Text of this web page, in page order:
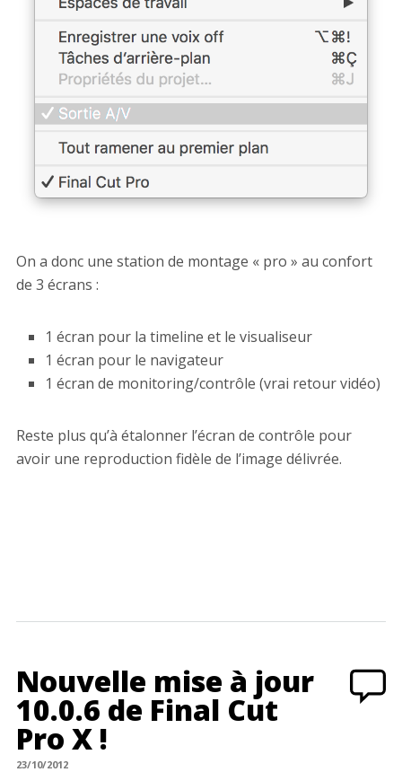
On a donc une station de montage « pro » au confort
de 3 écrans :
1 écran pour la timeline et le visualiseur
1 écran pour le navigateur
1 écran de monitoring/contrôle (vrai retour vidéo)
Reste plus qu’à étalonner l’écran de contrôle pour
avoir une reproduction fidèle de l’image délivrée.
Nouvelle mise à jour
10.0.6 de Final Cut
Pro X !
23/10/2012